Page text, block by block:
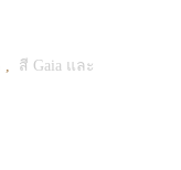
,
สี Gaia และ